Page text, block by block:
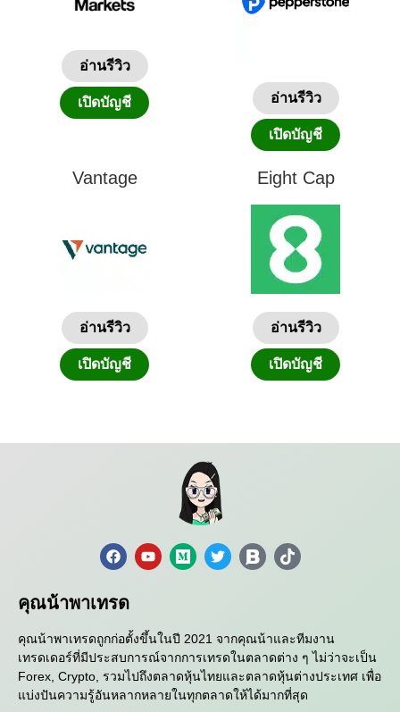
อ่านรีวิว
เปิดบัญชี อ่านรีวิว
เปิดบัญชี
Vantage
อ่านรีวิว
เปิดบัญชี
Eight Cap
อ่านรีวิว
เปิดบัญชี
คุณน้าพาเทรด
คุณน้าพาเทรดถูกก่อตั้งขึ้นในปี 2021 จากคุณน้าและทีมงาน
เทรดเดอร์ที่มีประสบการณ์จากการเทรดในตลาดต่าง ๆ ไม่ว่าจะเป็น
Forex, Crypto, รวมไปถึงตลาดหุ้นไทยและตลาดหุ้นต่างประเทศ เพื่อ
แบ่งปันความรู้อันหลากหลายในทุกตลาดให้ได้มากที่สุด